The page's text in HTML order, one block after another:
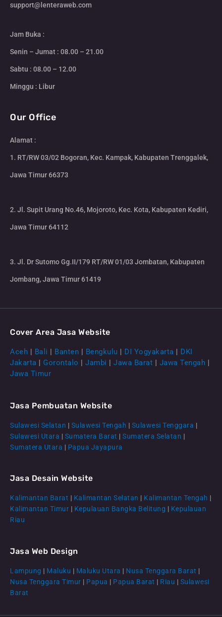
CS Lenteraweb
support@lenteraweb.com
Jam Buka :
Senin – Jumat : 08.00 – 21.00
Sabtu : 08.00 – 12.00
Minggu : Libur
Our Office
Alamat :
1. RT/RW 03/02 Bogoran, Kec. Kampak, Kabupaten Trenggalek,
Jawa Timur 66373
2. Jl. Supit Urang No.46, Mojoroto, Kec. Kota, Kabupaten Kediri,
Jawa Timur 64112
3. Jl. Dr Sutomo Gg.II/179 RT/RW 01/03 Jombatan, Kabupaten
Jombang, Jawa Timur 61419
Cover Area Jasa Website
Aceh | Bali | Banten | Bengkulu | DI Yogyakarta | DKI
Jakarta | Gorontalo | Jambi | Jawa Barat | Jawa Tengah |
Jawa Timur
Jasa Pembuatan Website
Sulawesi Selatan | Sulawesi Tengah | Sulawesi Tenggara |
Sulawesi Utara | Sumatera Barat | Sumatera Selatan |
Sumatera Utara | Papua Jayapura
Jasa Desain Website
Kalimantan Barat | Kalimantan Selatan | Kalimantan Tengah |
Kalimantan Timur | Kepulauan Bangka Belitung | Kepulauan
Riau
Jasa Web Design
Lampung | Maluku | Maluku Utara | Nusa Tenggara Barat |
Nusa Tenggara Timur | Papua | Papua Barat | Riau | Sulawesi
Barat